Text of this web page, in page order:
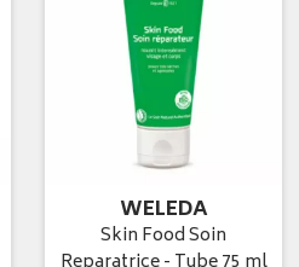
WELEDA
Skin Food Soin